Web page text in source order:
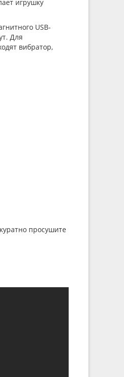
игрушку
USB-
Для
вибратор,
просушите